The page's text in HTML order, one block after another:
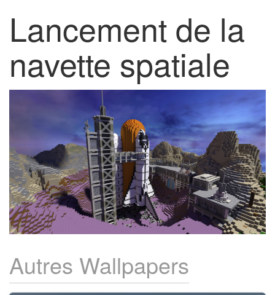
Lancement de la
navette spatiale
Autres Wallpapers